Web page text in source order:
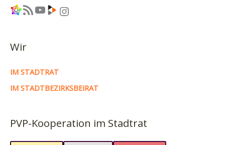
#77
Link RSS-Feed YouTube Link Instagram
Wir
IM STADTRAT
IM STADTBEZIRKSBEIRAT
PVP-Kooperation im Stadtrat